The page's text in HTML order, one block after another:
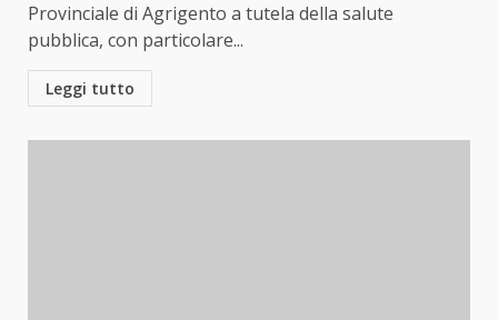
Provinciale di Agrigento a tutela della salute
pubblica, con particolare...
Leggi tutto